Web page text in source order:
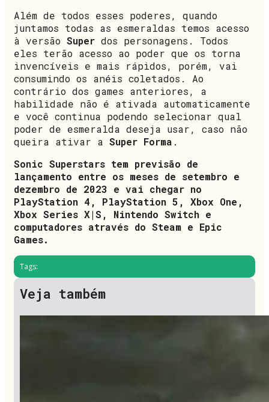
Além de todos esses poderes, quando
juntamos todas as esmeraldas temos acesso
à versão Super dos personagens. Todos
eles terão acesso ao poder que os torna
invencíveis e mais rápidos, porém, vai
consumindo os anéis coletados. Ao
contrário dos games anteriores, a
habilidade não é ativada automaticamente
e você continua podendo selecionar qual
poder de esmeralda deseja usar, caso não
queira ativar a Super Forma .
Sonic Superstars tem previsão de
lançamento entre os meses de setembro e
dezembro de 2023 e vai chegar no
PlayStation 4, PlayStation 5, Xbox One,
Xbox Series X|S, Nintendo Switch e
computadores através do Steam e Epic
Games.
Tags:
Veja também